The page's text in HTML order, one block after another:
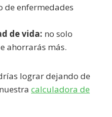
de enfermedades
de vida: no solo
ahorrarás más.
lograr dejando de
calculadora de